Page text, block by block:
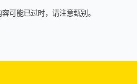
可能已过时，请注意甄别。